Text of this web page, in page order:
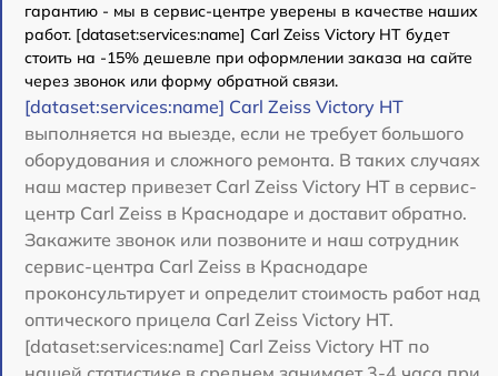
гарантию - мы в сервис-центре уверены в качестве наших
работ. [dataset:services:name] Carl Zeiss Victory HT будет
стоить на -15% дешевле при оформлении заказа на сайте
через звонок или форму обратной связи.
[dataset:services:name] Carl Zeiss Victory HT
выполняется на выезде, если не требует большого
оборудования и сложного ремонта. В таких случаях
наш мастер привезет Carl Zeiss Victory HT в сервис-
центр Carl Zeiss в Краснодаре и доставит обратно.
Закажите звонок или позвоните и наш сотрудник
сервис-центра Carl Zeiss в Краснодаре
проконсультирует и определит стоимость работ над
оптического прицела Carl Zeiss Victory HT.
[dataset:services:name] Carl Zeiss Victory HT по